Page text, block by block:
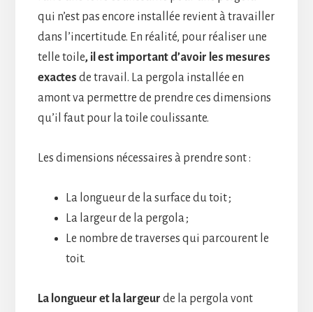
qui n’est pas encore installée revient à travailler
dans l’incertitude. En réalité, pour réaliser une
telle toile, il est important d’avoir les mesures
exactes de travail. La pergola installée en
amont va permettre de prendre ces dimensions
qu’il faut pour la toile coulissante.
Les dimensions nécessaires à prendre sont :
La longueur de la surface du toit ;
La largeur de la pergola ;
Le nombre de traverses qui parcourent le
toit.
La longueur et la largeur de la pergola vont